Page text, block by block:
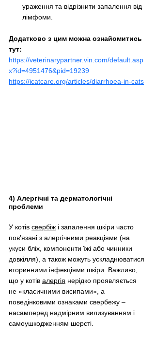
ураження та відрізнити запалення від
лімфоми.
Додатково з цим можна ознайомитись
тут:
https://veterinarypartner.vin.com/default.asp
x?id=4951476&pid=19239
https://icatcare.org/articles/diarrhoea-in-cats
4) Алергічні та дерматологічні
проблеми
У котів свербіж і запалення шкіри часто
пов’язані з алергічними реакціями (на
укуси бліх, компоненти їжі або чинники
довкілля), а також можуть ускладнюватися
вторинними інфекціями шкіри. Важливо,
що у котів алергія нерідко проявляється
не «класичними висипами», а
поведінковими ознаками свербежу –
насамперед надмірним вилизуванням і
самоушкодженням шерсті.